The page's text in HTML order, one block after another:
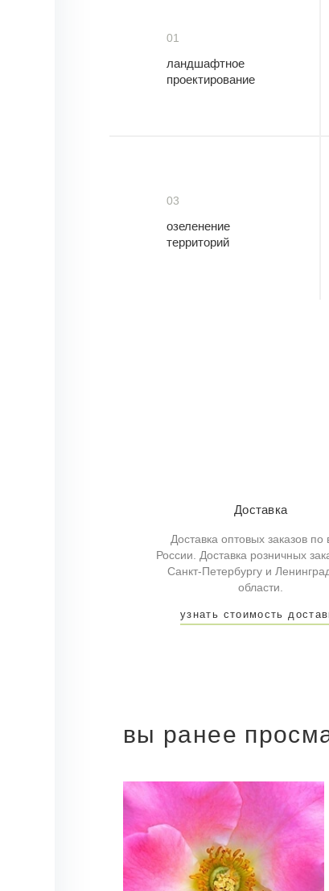
01
ландшафтное
проектирование
03
озеленение
территорий
Доставка
Доставка оптовых заказов по
России. Доставка розничных
Санкт-Петербургу и
области.
узнать стоимость
вы ранее